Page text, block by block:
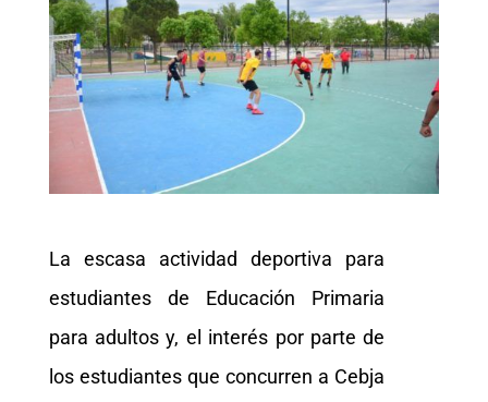
La escasa actividad deportiva para
estudiantes de Educación Primaria
para adultos y, el interés por parte de
los estudiantes que concurren a Cebja